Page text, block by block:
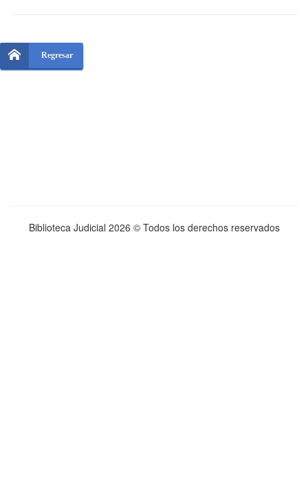
Regresar
Biblioteca Judicial 2026 © Todos los derechos reservados